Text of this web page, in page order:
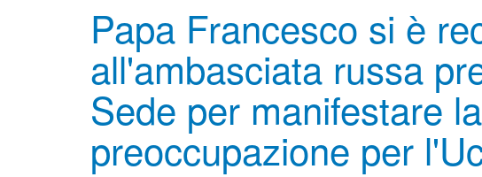
Papa Francesco si è
all'ambasciata russa
Sede per manifestare
preoccupazione per